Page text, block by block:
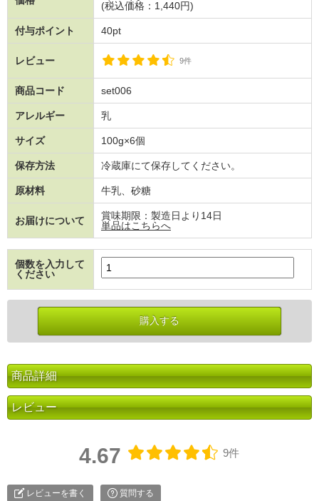
(税込価格：1,440円)
付与ポイント 40pt
レビュー 9件
商品コード set006
アレルギー 乳
サイズ 100g×6個
保存方法 冷蔵庫にて保存してください。
原材料 牛乳、砂糖
お届けについて
賞味期限：製造日より14日
単品はこちらへ
個数を入力して
ください
商品詳細
レビュー
4.67 9件
レビューを書く 質問する